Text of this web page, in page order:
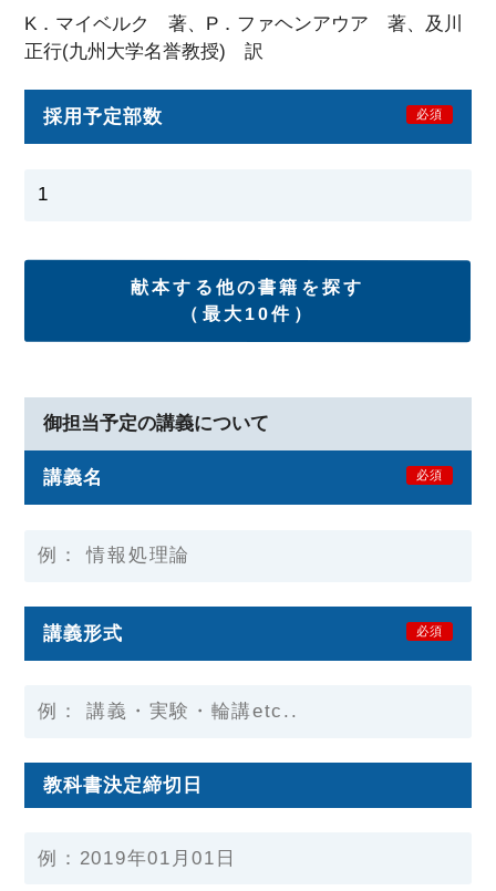
K．マイベルク 著、P．ファヘンアウア 著、及川
正行(九州大学名誉教授) 訳
採用予定部数 必須
献本する他の書籍を探す
（最大10件）
御担当予定の講義について
講義名 必須
講義形式 必須
教科書決定締切日